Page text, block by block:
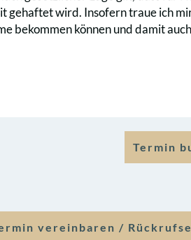
gehaftet wird. Insofern traue ich
bekommen können und damit
Termin
vereinbaren /